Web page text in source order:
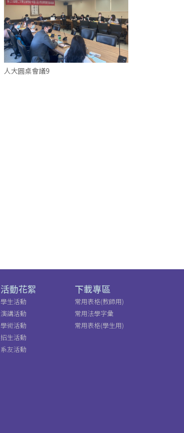
人大圓桌會議9
活動花絮
學生活動
演講活動
學術活動
招生活動
系友活動
下載專區
常用表格(教師用)
常用法學字彙
常用表格(學生用)